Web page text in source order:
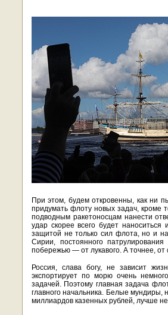
При этом, будем откровенны, как ни
придумать флоту новых задач,
подводным ракетоносцам нанести
удар скорее всего будет
защитой не только сил флота, но и
Сирии, постоянного
побережью — от лукавого. А точнее, от
Россия, слава богу, не зависит
экспортирует по морю очень
задачей. Поэтому главная задача
главного начальника. Белые мундиры,
миллиардов казенных рублей, лучше